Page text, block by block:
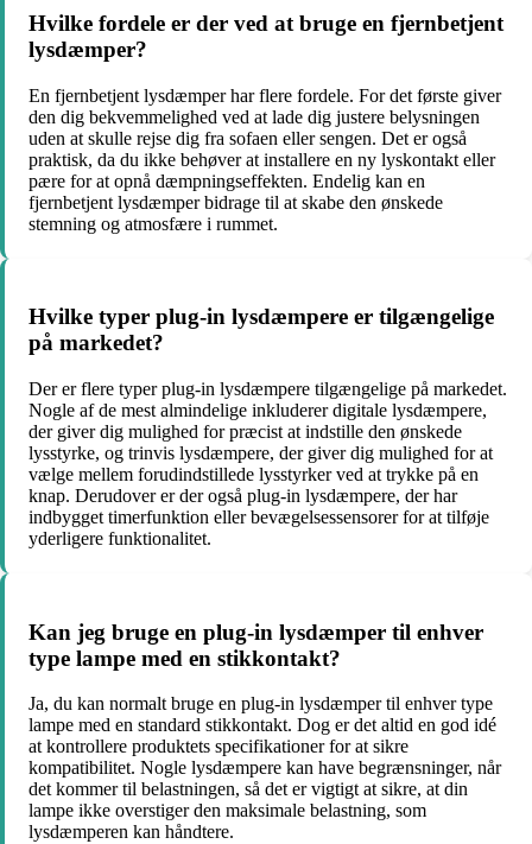
Hvilke fordele er der ved at bruge en fjernbetjent
lysdæmper?
En fjernbetjent lysdæmper har flere fordele. For det første giver
den dig bekvemmelighed ved at lade dig justere belysningen
uden at skulle rejse dig fra sofaen eller sengen. Det er også
praktisk, da du ikke behøver at installere en ny lyskontakt eller
pære for at opnå dæmpningseffekten. Endelig kan en
fjernbetjent lysdæmper bidrage til at skabe den ønskede
stemning og atmosfære i rummet.
Hvilke typer plug-in lysdæmpere er tilgængelige
på markedet?
Der er flere typer plug-in lysdæmpere tilgængelige på markedet.
Nogle af de mest almindelige inkluderer digitale lysdæmpere,
der giver dig mulighed for præcist at indstille den ønskede
lysstyrke, og trinvis lysdæmpere, der giver dig mulighed for at
vælge mellem forudindstillede lysstyrker ved at trykke på en
knap. Derudover er der også plug-in lysdæmpere, der har
indbygget timerfunktion eller bevægelsessensorer for at tilføje
yderligere funktionalitet.
Kan jeg bruge en plug-in lysdæmper til enhver
type lampe med en stikkontakt?
Ja, du kan normalt bruge en plug-in lysdæmper til enhver type
lampe med en standard stikkontakt. Dog er det altid en god idé
at kontrollere produktets specifikationer for at sikre
kompatibilitet. Nogle lysdæmpere kan have begrænsninger, når
det kommer til belastningen, så det er vigtigt at sikre, at din
lampe ikke overstiger den maksimale belastning, som
lysdæmperen kan håndtere.